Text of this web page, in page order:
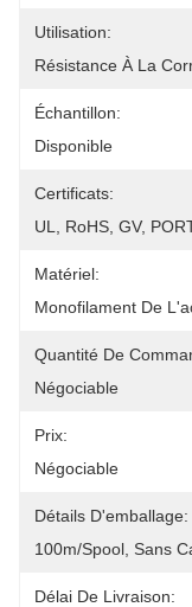
Utilisation:
Résistance À La
Échantillon:
Disponible
Certificats:
UL, RoHS, GV,
Matériel:
Monofilament De
Quantité De
Négociable
Prix:
Négociable
Détails D'emballage:
100m/spool, Sans
Délai De Livraison: